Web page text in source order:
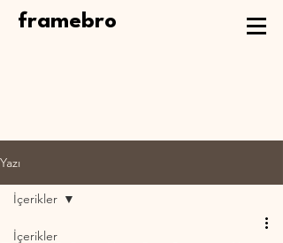
framebro
Yazı
İçerikler
İçerikler